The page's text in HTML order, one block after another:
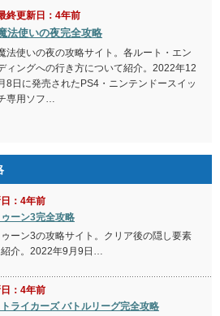
終更新日：4年前
法使いの夜完全攻略
法使いの夜の攻略サイト。各ルート・エン
ィングへの行き方について紹介。2022年12
8日に発売されたPS4・ニンテンドースイッ
専用ソフ…
：4年前
ーン3完全攻略
ーン3の攻略サイト。クリア後の隠し要素
紹介。2022年9月9日…
：4年前
ライカーズ バトルリーグ完全攻略